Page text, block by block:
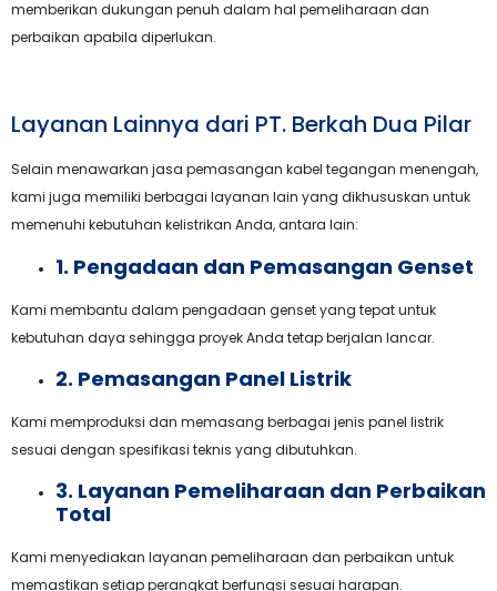
memberikan dukungan penuh dalam hal pemeliharaan dan
perbaikan apabila diperlukan.
Layanan Lainnya dari PT. Berkah Dua Pilar
Selain menawarkan jasa pemasangan kabel tegangan menengah,
kami juga memiliki berbagai layanan lain yang dikhususkan untuk
memenuhi kebutuhan kelistrikan Anda, antara lain:
1. Pengadaan dan Pemasangan Genset
Kami membantu dalam pengadaan genset yang tepat untuk
kebutuhan daya sehingga proyek Anda tetap berjalan lancar.
2. Pemasangan Panel Listrik
Kami memproduksi dan memasang berbagai jenis panel listrik
sesuai dengan spesifikasi teknis yang dibutuhkan.
3. Layanan Pemeliharaan dan Perbaikan
Total
Kami menyediakan layanan pemeliharaan dan perbaikan untuk
memastikan setiap perangkat berfungsi sesuai harapan.